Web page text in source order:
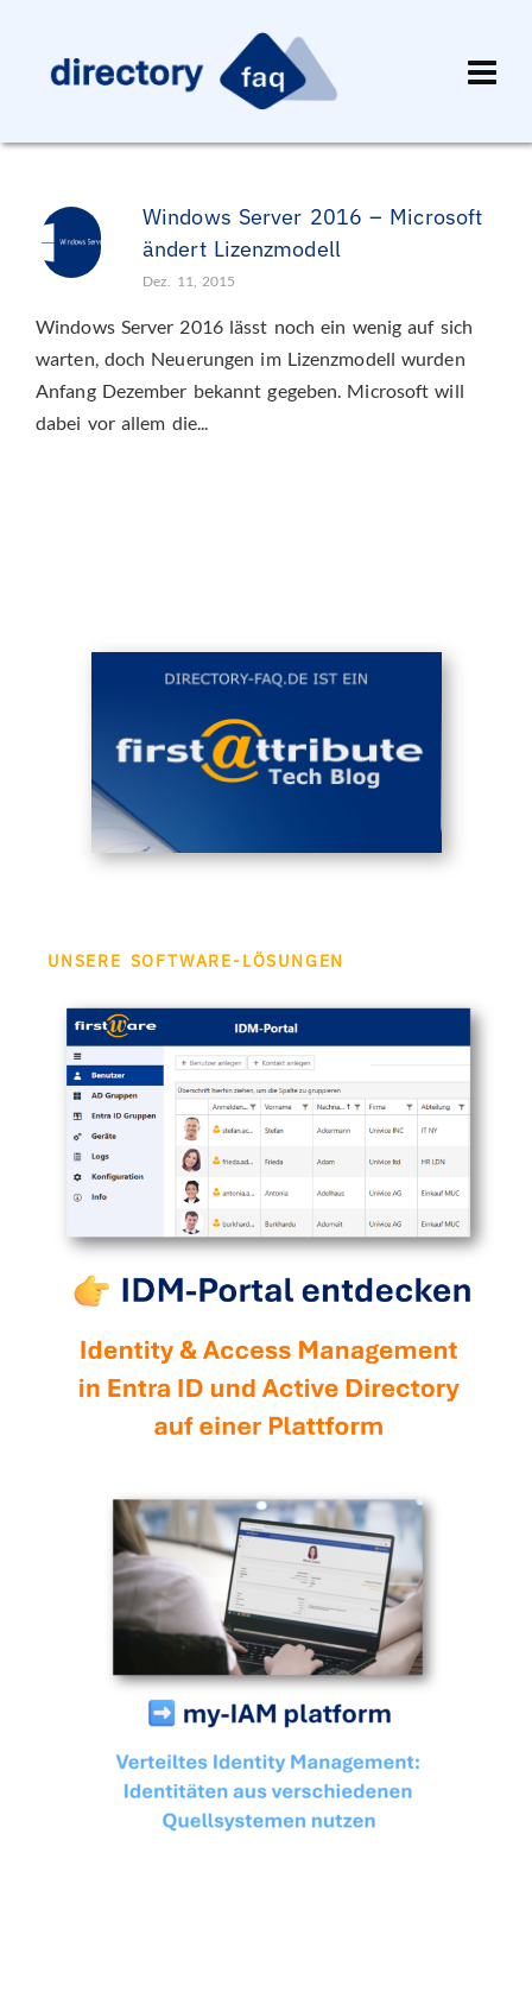
Windows Server 2016 – Microsoft
ändert Lizenzmodell
Dez. 11, 2015
Windows Server 2016 lässt noch ein wenig auf sich
warten, doch Neuerungen im Lizenzmodell wurden
Anfang Dezember bekannt gegeben. Microsoft will
dabei vor allem die...
UNSERE SOFTWARE-LÖSUNGEN